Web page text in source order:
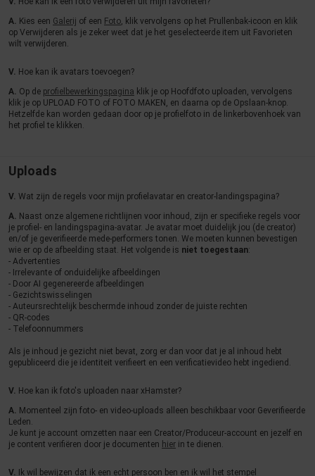
A. Kies een Galerij of een Foto, klik vervolgens op het Prullenbak-icoon en klik
op Verwijderen als je zeker weet dat je het geselecteerde item uit Favorieten
wilt verwijderen.
V. Hoe kan ik avatars toevoegen?
A. Op de profielbewerkingspagina klik je op Hoofdfoto uploaden, vervolgens
klik je op UPLOAD FOTO of FOTO MAKEN, en daarna op de Opslaan-knop.
Hetzelfde kan worden gedaan door op je profielfoto in de linkerbovenhoek van
het profiel te klikken.
Uploads
V. Wat zijn de regels voor mijn profielavatar en creator-landingspagina?
A. Naast onze algemene richtlijnen voor inhoud, zijn er specifieke regels voor
je profiel- en landingspagina-avatar. Je avatar moet duidelijk jou (de creator)
en/of je geverifieerde mede-performers tonen. We moeten kunnen bevestigen
wie er op de afbeelding staat. Het volgende is niet toegestaan:
- Advertenties
- Irrelevante of onduidelijke afbeeldingen
- Door AI gegenereerde afbeeldingen
- Gezichtswisselingen
- Auteursrechtelijk beschermde inhoud zonder de juiste rechten
- QR-codes
- Telefoonnummers
Als je inhoud je gezicht niet bevat, zorg er dan voor dat je al inhoud hebt
gepubliceerd die je identiteit verifieert en een verificatievideo hebt ingediend.
V. Hoe kan ik foto's uploaden naar xHamster?
A. Momenteel zijn foto- en video-uploads alleen beschikbaar voor Geverifieerde
Leden.
Je kunt je account omzetten naar een Creator/Produceur-account en jezelf en
je content verifiëren door je documenten hier in te dienen.
V. Ik wil bewijzen dat ik een echt persoon ben en ik wil het stempel